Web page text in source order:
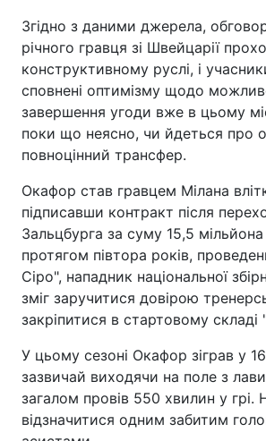
Згідно з даними джерела,
річного гравця зі Швейцарії
конструктивному руслі, і
сповнені оптимізму щодо
завершення угоди вже в цьому
поки що неясно, чи йдеться про
повноцінний трансфер.
Окафор став гравцем Мілана
підписавши контракт після
Зальцбурга за суму 15,5
протягом півтора років,
Сіро", нападник національної
зміг заручитися довірою
закріпитися в стартовому складі
У цьому сезоні Окафор зіграв у 16
зазвичай виходячи на поле з лави
загалом провів 550 хвилин у грі.
відзначитися одним забитим